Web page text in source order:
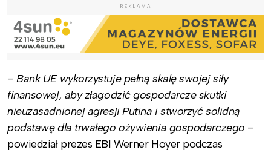
REKLAMA
–Bank UE wykorzystuje pełną skalę swojej siły
finansowej, aby złagodzić gospodarcze skutki
nieuzasadnionej agresji Putina i stworzyć solidną
podstawę dla trwałego ożywienia gospodarczego –
powiedział prezes EBI Werner Hoyer podczas